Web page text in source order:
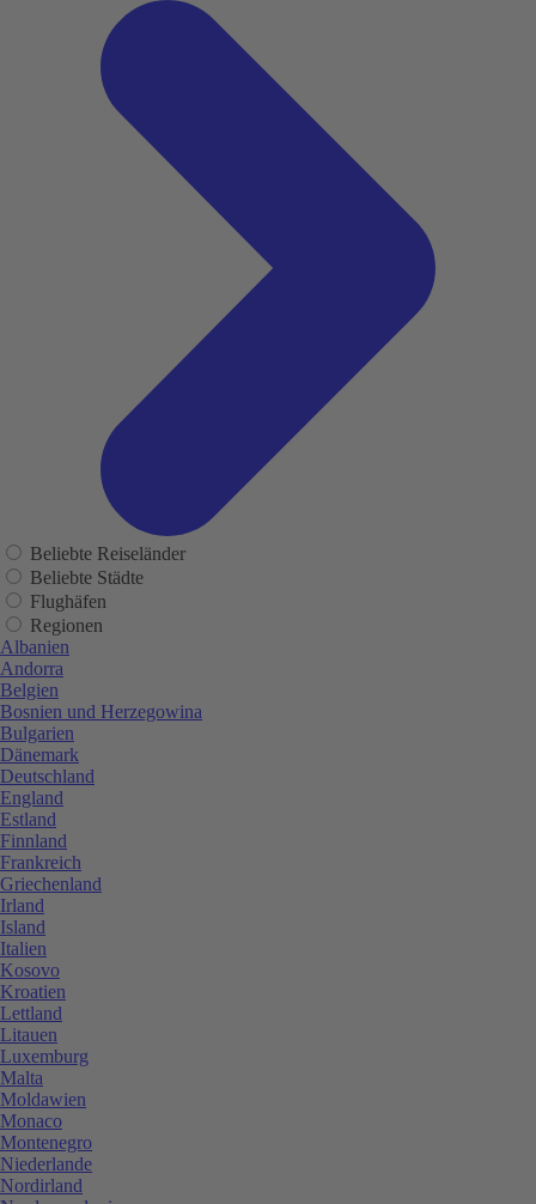
Beliebte Reiseländer
Beliebte Städte
Flughäfen
Regionen
Albanien
Andorra
Belgien
Bosnien und Herzegowina
Bulgarien
Dänemark
Deutschland
England
Estland
Finnland
Frankreich
Griechenland
Irland
Island
Italien
Kosovo
Kroatien
Lettland
Litauen
Luxemburg
Malta
Moldawien
Monaco
Montenegro
Niederlande
Nordirland